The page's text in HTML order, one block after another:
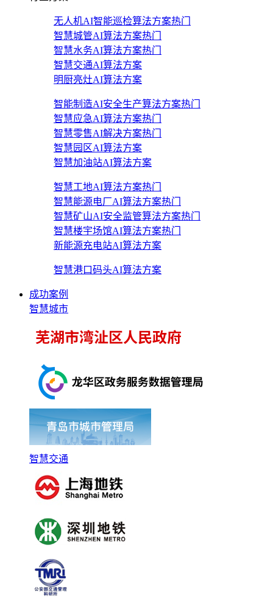
无人机AI智能巡检算法方案热门
智慧城管AI算法方案热门
智慧水务AI算法方案热门
智慧交通AI算法方案
明厨亮灶AI算法方案
智能制造AI安全生产算法方案热门
智慧应急AI算法方案热门
智慧零售AI解决方案热门
智慧园区AI算法方案
智慧加油站AI算法方案
智慧工地AI算法方案热门
智慧能源电厂AI算法方案热门
智慧矿山AI安全监管算法方案热门
智慧楼宇场馆AI算法方案热门
新能源充电站AI算法方案
智慧港口码头AI算法方案
成功案例
智慧城市
智慧交通